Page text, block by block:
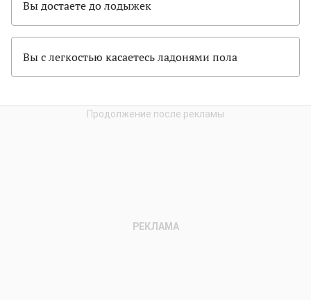
Вы достаете до лодыжек
Вы с легкостью касаетесь ладонями пола